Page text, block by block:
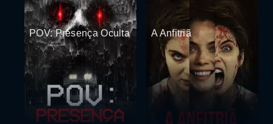
POV: Presença Oculta A Anfitriã